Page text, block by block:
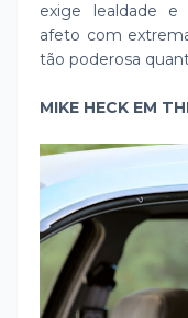
exige lealdade e
afeto com
tão poderosa
MIKE HECK EM